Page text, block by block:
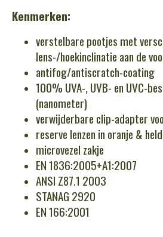
Kenmerken:
verstelbare pootjes met
lens-/hoekinclinatie aan de
antifog/antiscratch-coating
100% UVA-, UVB- en UVC-
(nanometer)
verwijderbare clip-adapter
reserve lenzen in oranje &
microvezel zakje
EN 1836:2005+A1:2007
ANSI Z87.1 2003
STANAG 2920
EN 166:2001